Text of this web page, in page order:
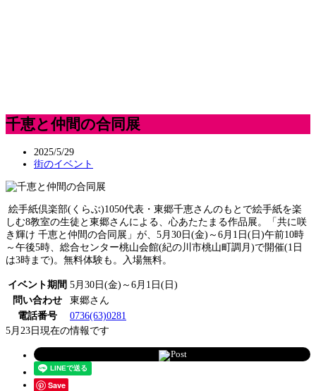
千恵と仲間の合同展
2025/5/29
街のイベント
絵手紙倶楽部(くらぶ)1050代表・東郷千恵さんのもとで絵手紙を楽
しむ8教室の生徒と東郷さんによる、心あたたまる作品展。「共に咲
き輝け 千恵と仲間の合同展」が、5月30日(金)～6月1日(日)午前10時
～午後5時、総合センター桃山会館(紀の川市桃山町調月)で開催(1日
は3時まで)。無料体験も。入場無料。
イベント期間 5月30日(金)～6月1日(日)
問い合わせ
東郷さん
電話番号
0736(63)0281
5月23日現在の情報です
Post
Save